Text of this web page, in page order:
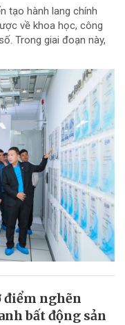
tạo hành lang chính
về khoa học, công
Trong giai đoạn này,
nghẽn
bất động sản